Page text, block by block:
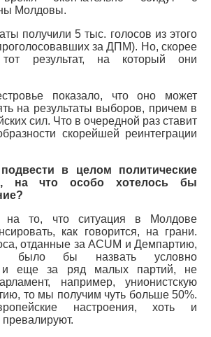
Молдовы.
получили 5 тыс. голосов из этого
за ДПМ). Но, скорее
результат, на который они
показало, что оно может
на результаты выборов, причем в
сил. Что в очередной раз ставит
скорейшей реинтеграции
в целом политические
на что особо хотелось бы
на то, что ситуация в Молдове
как говорится, на грани.
отданные за ACUM и Демпартию,
было бы назвать условно
и еще за ряд малых партий, не
например, унионистскую
то мы получим чуть больше 50%.
настроения, хоть и
превалируют.